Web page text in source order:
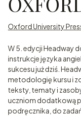
Oxford University
W 5. edycji Headway
instrukcje języka
sukcesu już dziś.
metodologię kursu i
teksty, tematy i
uczniom dodatkową
podręcznika, do